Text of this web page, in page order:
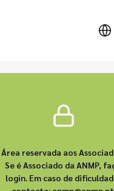
Área reservada aos
Se é Associado da ANMP,
login. Em caso de